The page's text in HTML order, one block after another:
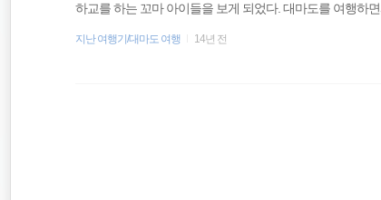
하교를 하는 꼬마 아이들을 보게 되었다. 대마도를 여행하
“이거 찍으면 저희 잡지에 나오는 거예요?” 오히려 여러 대
지난 여행기/대마도 여행 14년 전